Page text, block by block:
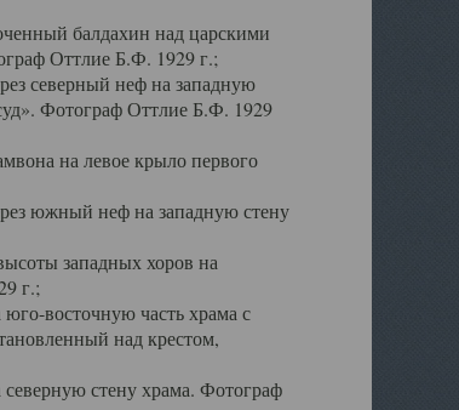
балдахин над царскими
Оттлие Б.Ф. 1929 г.;
северный неф на западную
Фотограф Оттлие Б.Ф. 1929
на левое крыло первого
южный неф на западную стену
западных хоров на
г.;
восточную часть храма с
над крестом,
стену храма. Фотограф